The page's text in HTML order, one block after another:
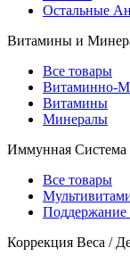
Остальные
Витамины и
Все товары
Витаминно-
Витамины
Минералы
Иммунная Система
Все товары
Поддержание
Коррекция Веса /